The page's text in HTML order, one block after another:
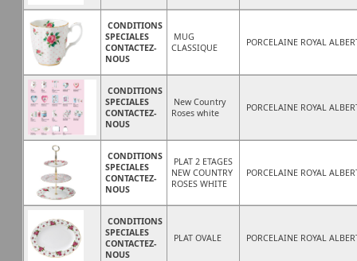
CONDITIONS
SPECIALES
CONTACTEZ-
NOUS
MUG
CLASSIQUE
PORCELAINE ROYAL
CONDITIONS
SPECIALES
CONTACTEZ-
NOUS
New Country
Roses white
PORCELAINE ROYAL
CONDITIONS
SPECIALES
CONTACTEZ-
NOUS
PLAT 2 ETAGES
NEW COUNTRY
ROSES WHITE
PORCELAINE ROYAL
CONDITIONS
SPECIALES
CONTACTEZ-
NOUS
PLAT OVALE PORCELAINE ROYAL